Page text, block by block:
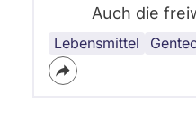
Auch die
Lebensmittel